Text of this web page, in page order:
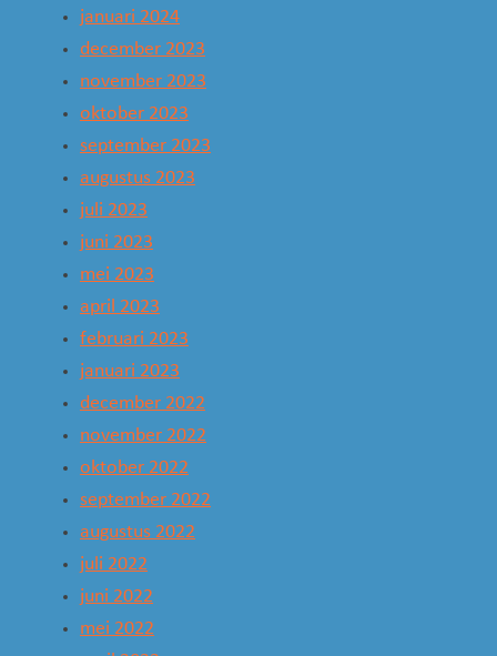
januari 2024
december 2023
november 2023
oktober 2023
september 2023
augustus 2023
juli 2023
juni 2023
mei 2023
april 2023
februari 2023
januari 2023
december 2022
november 2022
oktober 2022
september 2022
augustus 2022
juli 2022
juni 2022
mei 2022